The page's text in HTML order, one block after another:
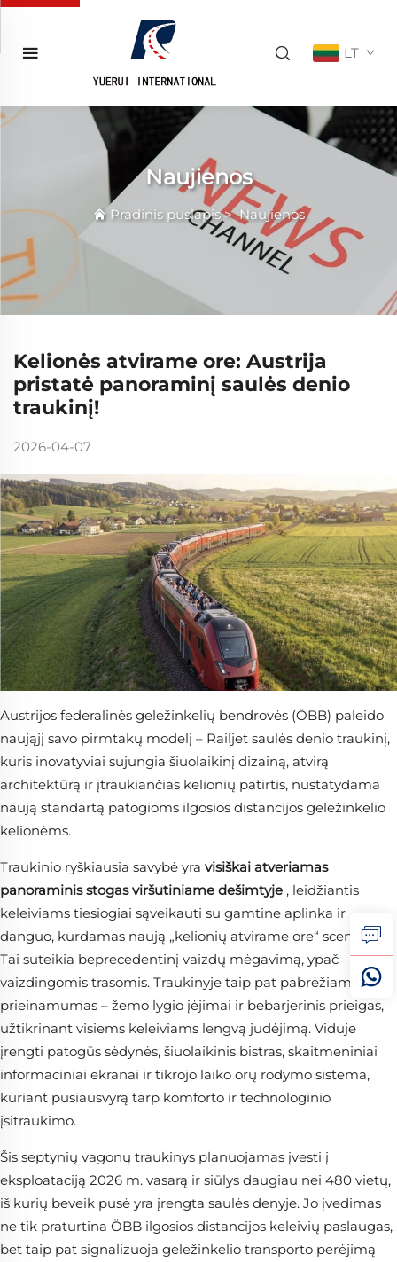
LT
Naujienos
Pradinis puslapis>Naujienos
Kelionės atvirame ore: Austrija
pristatė panoraminį saulės denio
traukinį!
2026-04-07
Austrijos federalinės geležinkelių bendrovės (ÖBB) paleido
naująjį savo pirmtakų modelį – Railjet saulės denio traukinį,
kuris inovatyviai sujungia šiuolaikinį dizainą, atvirą
architektūrą ir įtraukiančias kelionių patirtis, nustatydama
naują standartą patogioms ilgosios distancijos geležinkelio
kelionėms.
Traukinio ryškiausia savybė yra visiškai atveriamas
panoraminis stogas viršutiniame dešimtyje , leidžiantis
keleiviams tiesiogiai sąveikauti su gamtine aplinka ir
danguo, kurdamas naują „kelionių atvirame ore“ scenarijų.
Tai suteikia beprecedentinį vaizdų mėgavimą, ypač
vaizdingomis trasomis. Traukinyje taip pat pabrėžiama
prieinamumas – žemo lygio įėjimai ir bebarjerinis prieigas,
užtikrinant visiems keleiviams lengvą judėjimą. Viduje
įrengti patogūs sėdynės, šiuolaikinis bistras, skaitmeniniai
informaciniai ekranai ir tikrojo laiko orų rodymo sistema,
kuriant pusiausvyrą tarp komforto ir technologinio
įsitraukimo.
Šis septynių vagonų traukinys planuojamas įvesti į
eksploataciją 2026 m. vasarą ir siūlys daugiau nei 480 vietų,
iš kurių beveik pusė yra įrengta saulės denyje. Jo įvedimas
ne tik praturtina ÖBB ilgosios distancijos keleivių paslaugas,
bet taip pat signalizuoja geležinkelio transporto perėjimą